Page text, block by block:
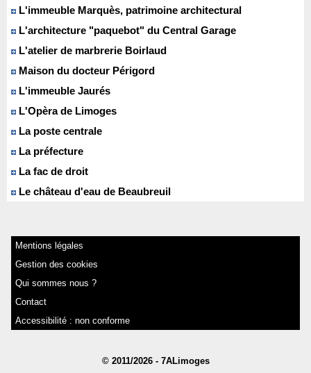
L'immeuble Marquès, patrimoine architectural
L'architecture "paquebot" du Central Garage
L'atelier de marbrerie Boirlaud
Maison du docteur Périgord
L'immeuble Jaurés
L'Opèra de Limoges
La poste centrale
La préfecture
La fac de droit
Le château d'eau de Beaubreuil
Mentions légales
Gestion des cookies
Qui sommes nous ?
Contact
Accessibilité : non conforme
© 2011/2026 - 7ALimoges